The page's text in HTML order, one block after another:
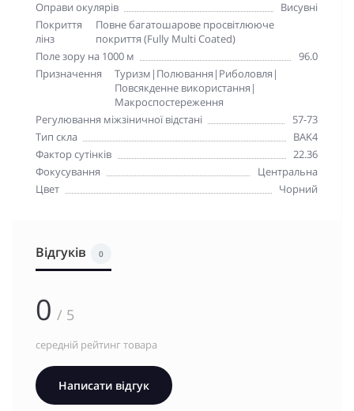
Оправи окулярів
Висувні
Покриття
лінз
Повне багатошарове просвітлююче
покриття (Fully Multi Coated)
Поле зору на 1000 м
96.0
Призначення
Туризм|Полювання|Риболовля|
Повсякденне використання|
Макроспостереження
Регулювання міжзіничної відстані
57-73
Тип скла
BAK4
Фактор сутінків
22.36
Фокусування
Центральна
Цвет
Чорний
Відгуків 0
0 / 5
середній рейтинг товара
Написати відгук